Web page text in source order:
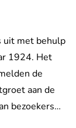
uit met behulp
1924. Het
de
aan de
bezoekers…